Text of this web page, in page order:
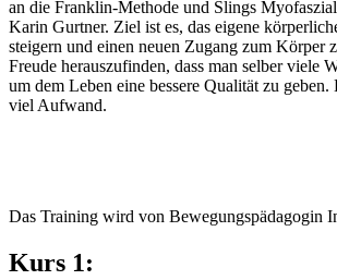
an die Franklin-Methode und Slings
Karin Gurtner. Ziel ist es, das eigene
steigern und einen neuen Zugang zum Körper
Freude herauszufinden, dass man selber viele
um dem Leben eine bessere Qualität zu
viel Aufwand.
Das Training wird von Bewegungspädagogin
Kurs 1: